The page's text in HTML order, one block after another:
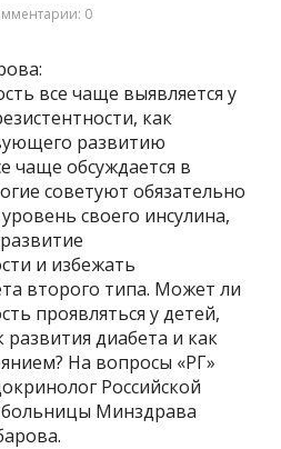
0
все чаще выявляется у
как
развитию
чаще обсуждается в
советуют обязательно
своего инсулина,
и избежать
второго типа. Может ли
проявляться у детей,
диабета и как
На вопросы «РГ»
Российской
больницы Минздрава